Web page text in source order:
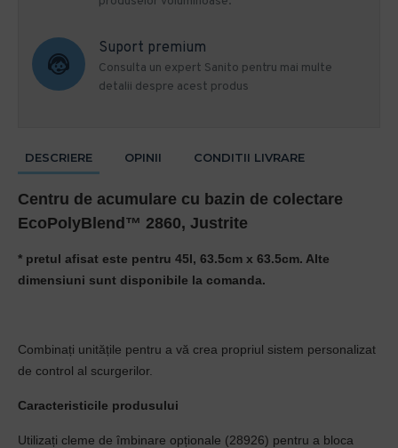
Suport premium
Consulta un expert Sanito pentru mai multe
detalii despre acest produs
DESCRIERE OPINII CONDITII LIVRARE
Centru de acumulare cu bazin de colectare
EcoPolyBlend™ 2860, Justrite
* pretul afisat este pentru 45l, 63.5cm x 63.5cm. Alte
dimensiuni sunt disponibile la comanda.
Combinați unitățile pentru a vă crea propriul sistem personalizat
de control al scurgerilor.
Caracteristicile produsului
Utilizați cleme de îmbinare opționale (28926) pentru a bloca